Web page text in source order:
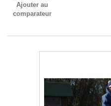
Ajouter au
comparateur